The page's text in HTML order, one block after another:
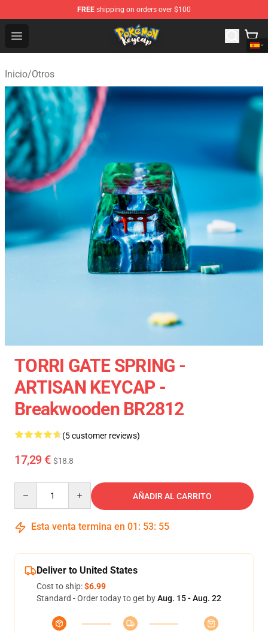
FREE shipping on orders over $100
Open menu
Pokemon Keycap Shop - The Best Store of Pokemon
Inicio/Otros
TORRI GATE SPRING -
ARTISAN KEYCAP -
Breakwooden BR2812
(5 customer reviews)
17,29 € $18.8
AÑADIR AL CARRITO
Esta venta termina en 01 : 53: 54
Deliver to United States
Cost to ship:$6.99
Standard - Order today to get byAug. 15 - Aug. 22